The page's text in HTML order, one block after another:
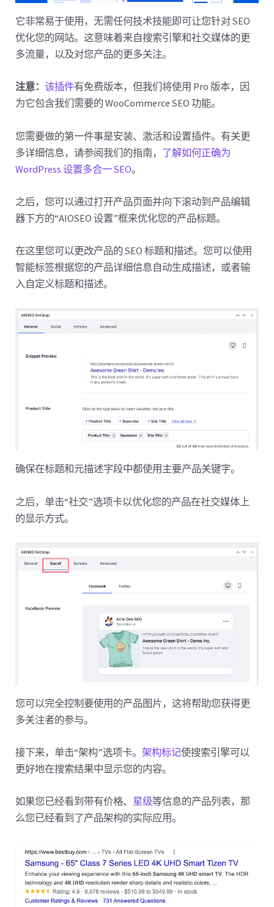
它非常易于使用，无需任何技术技能即可让您针对 SEO
优化您的网站。这意味着来自搜索引擎和社交媒体的更
多流量，以及对您产品的更多关注。
注意：该插件有免费版本，但我们将使用 Pro 版本，因
为它包含我们需要的 WooCommerce SEO 功能。
您需要做的第一件事是安装、激活和设置插件。有关更
多详细信息，请参阅我们的指南， 了解如何正确为
WordPress 设置多合一 SEO。
之后，您可以通过打开产品页面并向下滚动到产品编辑
器下方的“AIOSEO 设置”框来优化您的产品标题。
在这里您可以更改产品的 SEO 标题和描述。您可以使用
智能标签根据您的产品详细信息自动生成描述，或者输
入自定义标题和描述。
确保在标题和元描述字段中都使用主要产品关键字。
之后，单击“社交”选项卡以优化您的产品在社交媒体上
的显示方式。
您可以完全控制要使用的产品图片，这将帮助您获得更
多关注者的参与。
接下来，单击“架构”选项卡。架构标记使搜索引擎可以
更好地在搜索结果中显示您的内容。
如果您已经看到带有价格、 星级等信息的产品列表，那
么您已经看到了产品架构的实际应用。